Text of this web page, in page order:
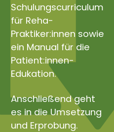
Schulungscurriculum
für Reha-
Praktiker:innen sowie
ein Manual für die
Patient:innen-
Edukation.
Anschließend geht
es in die Umsetzung
und Erprobung.